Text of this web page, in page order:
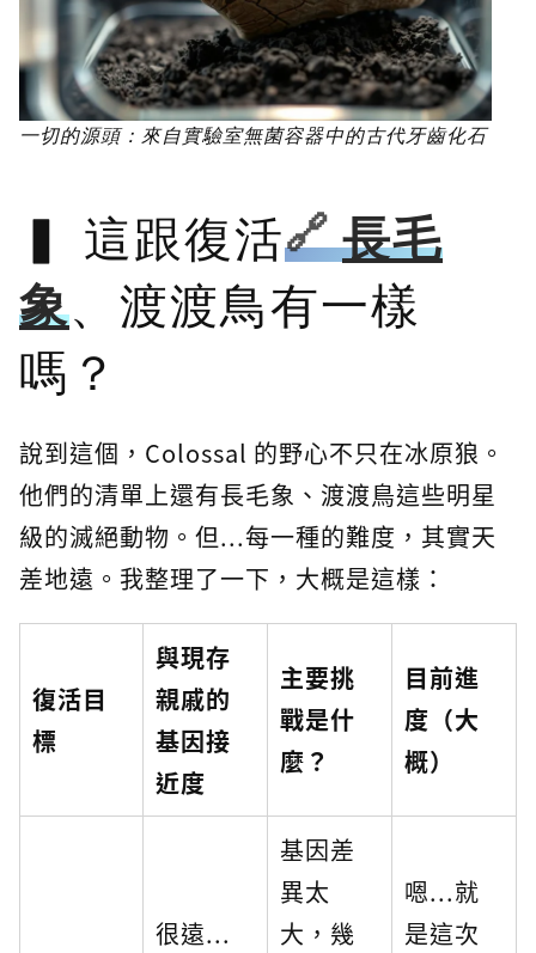
一切的源頭：來自實驗室無菌容器中的古代牙齒化石
這跟復活
長毛
象、渡渡鳥有一樣
嗎？
說到這個，Colossal 的野心不只在冰原狼。
他們的清單上還有長毛象、渡渡鳥這些明星
級的滅絕動物。但...每一種的難度，其實天
差地遠。我整理了一下，大概是這樣：
復活目
標
與現存
親戚的
基因接
近度
主要挑
戰是什
麼？
目前進
度（大
概）
很遠...
基因差
異太
大，幾
嗯...就
是這次